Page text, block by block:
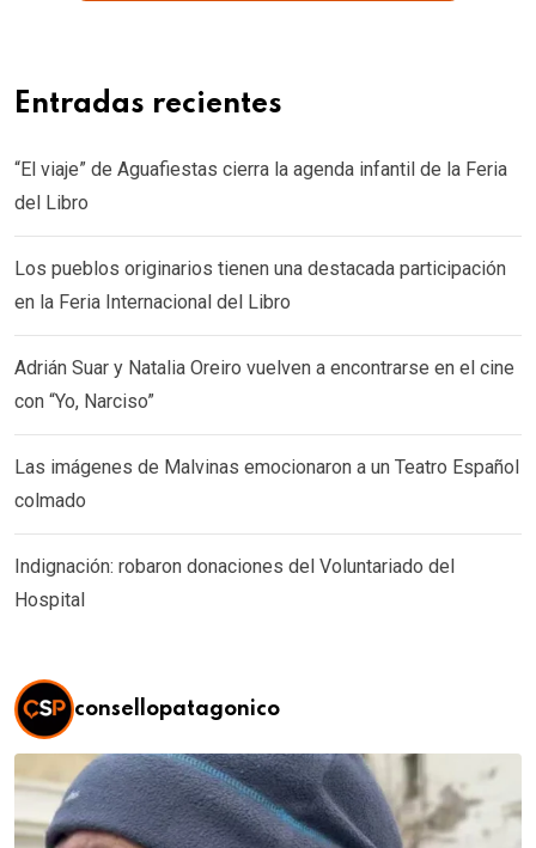
Entradas recientes
“El viaje” de Aguafiestas cierra la agenda infantil de la Feria
del Libro
Los pueblos originarios tienen una destacada participación
en la Feria Internacional del Libro
Adrián Suar y Natalia Oreiro vuelven a encontrarse en el cine
con “Yo, Narciso”
Las imágenes de Malvinas emocionaron a un Teatro Español
colmado
Indignación: robaron donaciones del Voluntariado del
Hospital
consellopatagonico